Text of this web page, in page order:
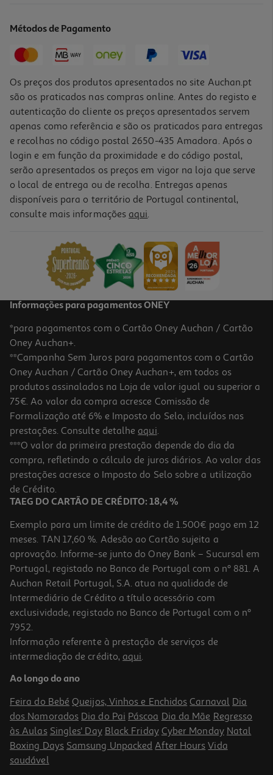
Price reduced from
17,99 €to
Promoção
Figura Minix Squid Game Player 456 Wt
14,99 €
Pato Star Trek Tubbz Geordi La Forge
19.99 €/un
19,99 €
Pato Star Trek Tubbz Leonard 'bones' Mccoy
19.99 €/un
19,99 €
Métodos de Pagamento
Os preços dos produtos apresentados no site Auchan.pt
são os praticados nas compras online. Antes do registo e
autenticação do cliente os preços apresentados servem
apenas como referência e são os praticados para entregas
e recolhas no código postal 2650-435 Amadora. Após o
login e em função da proximidade e do código postal,
serão apresentados os preços em vigor na loja que serve
o local de entrega ou de recolha. Entregas apenas
disponíveis para o território de Portugal continental,
consulte mais informações aqui.
Informações para pagamentos ONEY
*para pagamentos com o Cartão Oney Auchan / Cartão
Oney Auchan+.
**Campanha Sem Juros para pagamentos com o Cartão
Oney Auchan / Cartão Oney Auchan+, em todos os
produtos assinalados na Loja de valor igual ou superior a
75€. Ao valor da compra acresce Comissão de
Formalização até 6% e Imposto do Selo, incluídos nas
prestações. Consulte detalhe aqui.
***O valor da primeira prestação depende do dia da
compra, refletindo o cálculo de juros diários. Ao valor das
prestações acresce o Imposto do Selo sobre a utilização
de Crédito.
TAEG DO CARTÃO DE CRÉDITO: 18,4 %
Exemplo para um limite de crédito de 1.500€ pago em 12
meses. TAN 17,60 %. Adesão ao Cartão sujeita a
aprovação. Informe-se junto do Oney Bank – Sucursal em
Portugal, registado no Banco de Portugal com o nº 881. A
Auchan Retail Portugal, S.A. atua na qualidade de
Intermediário de Crédito a título acessório com
exclusividade, registado no Banco de Portugal com o nº
7952.
Informação referente à prestação de serviços de
intermediação de crédito, aqui.
Ao longo do ano
Feira do Bebé Queijos, Vinhos e Enchidos Carnaval Dia
dos Namorados Dia do Pai Páscoa Dia da Mãe Regresso
às Aulas Singles' Day Black Friday Cyber Monday Natal
Boxing Days Samsung Unpacked After Hours Vida
saudável